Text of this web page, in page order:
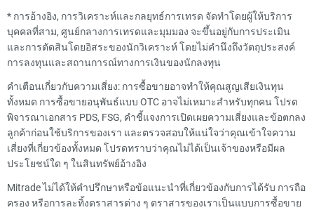
* การอ้างอิง, การวิเคราะห์และกลยุทธ์การเทรด จัดทำโดยผู้ให้บริการ
บุคคลที่สาม, ศูนย์กลางการเทรดและมุมมอง จะขึ้นอยู่กับการประเมิน
และการตัดสินโดยอิสระของนักวิเคราะห์ โดยไม่คำนึงถึงวัตถุประสงค์
การลงทุนและสถานการณ์ทางการเงินของนักลงทุน
คำเตือนเกี่ยวกับความเสี่ยง: การซื้อขายอาจทำให้คุณสูญเสียเงินทุน
ทั้งหมด การซื้อขายอนุพันธ์แบบ OTC อาจไม่เหมาะสำหรับทุกคน โปรด
พิจารณาเอกสาร PDS, FSG, คำชี้แจงการเปิดเผยความเสี่ยงและข้อตกลง
ลูกค้าก่อนใช้บริการของเรา และตรวจสอบให้แน่ใจว่าคุณเข้าใจความ
เสี่ยงที่เกี่ยวข้องทั้งหมด โปรดทราบว่าคุณไม่ได้เป็นเจ้าของหรือมีผล
ประโยชน์ใด ๆ ในสินทรัพย์อ้างอิง
Mitrade ไม่ได้ให้คำปรึกษาหรือข้อแนะนำที่เกี่ยวข้องกับการได้รับ การถือ
ครอง หรือการละทิ้งตราสารต่าง ๆ ตราสารของเราเป็นแบบการซื้อขาย